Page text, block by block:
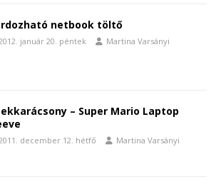
netbook töltő
január 20. péntek Martina Varsányi
– Super Mario Laptop
december 12. hétfő Martina Varsányi